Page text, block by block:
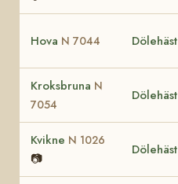
Hova N 7044 Dölehäst
Kroksbruna N
7054
Dölehäst
Kvikne N 1026
📷
Dölehäst